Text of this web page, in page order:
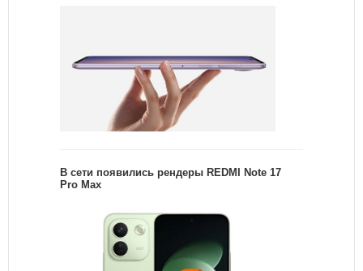
В сети появились рендеры REDMI Note 17
Pro Max